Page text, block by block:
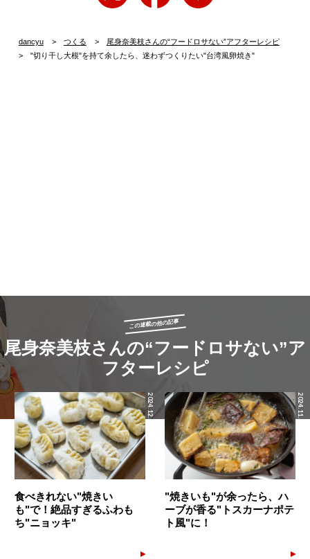
dancyu つくる
尾身奈美枝さんの“フードロサない”アフターレシピ
"切り干し大根"を持て余したら、迷わずつくりたい"台湾風卵焼き"
この連載の他の記事
尾身奈美枝さんの“フードロサない”ア
フターレシピ
2024.12.08
食べきれない"焼きい
も"で！絶品すぎるふわも
ち"ニョッキ"
2024.11.30
"焼きいも"が余ったら、ハ
ーブが香る"トスカーナポテ
ト風"に！